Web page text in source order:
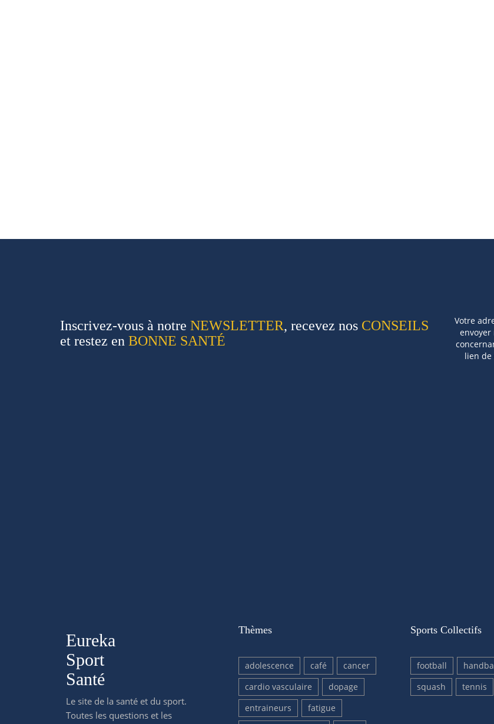
Inscrivez-vous à notre NEWSLETTER, recevez nos CONSEILS
et restez en BONNE SANTÉ
Votre
lien de
Eureka
Sport
Santé
Le site de la santé et du sport.
Toutes les questions et les
Thèmes
adolescence café
cancer
cardio vasculaire
dopage
entraineurs
fatigue
Sports Collectifs
football
squash
tennis